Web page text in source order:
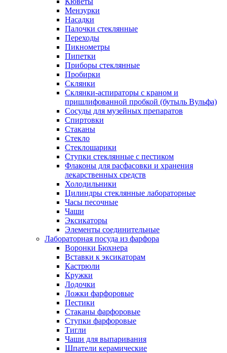
Мензурки
Насадки
Палочки стеклянные
Переходы
Пикнометры
Пипетки
Приборы стеклянные
Пробирки
Склянки
Склянки-аспираторы с краном и
пришлифованной пробкой (бутыль Вульфа)
Сосуды для музейных препаратов
Спиртовки
Стаканы
Стекло
Стеклошарики
Ступки стеклянные с пестиком
Флаконы для расфасовки и хранения
лекарственных средств
Холодильники
Цилиндры стеклянные лабораторные
Часы песочные
Чаши
Эксикаторы
Элементы соединительные
Лабораторная посуда из фарфора
Воронки Бюхнера
Вставки к эксикаторам
Кастрюли
Кружки
Лодочки
Ложки фарфоровые
Пестики
Стаканы фарфоровые
Ступки фарфоровые
Тигли
Чаши для выпаривания
Шпатели керамические